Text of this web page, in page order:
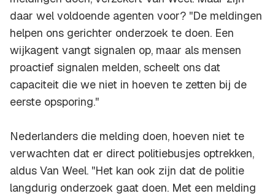
daar wel voldoende agenten voor? ''De meldingen
helpen ons gerichter onderzoek te doen. Een
wijkagent vangt signalen op, maar als mensen
proactief signalen melden, scheelt ons dat
capaciteit die we niet in hoeven te zetten bij de
eerste opsporing.''
Nederlanders die melding doen, hoeven niet te
verwachten dat er direct politiebusjes optrekken,
aldus Van Weel. ''Het kan ook zijn dat de politie
langdurig onderzoek gaat doen. Met een melding